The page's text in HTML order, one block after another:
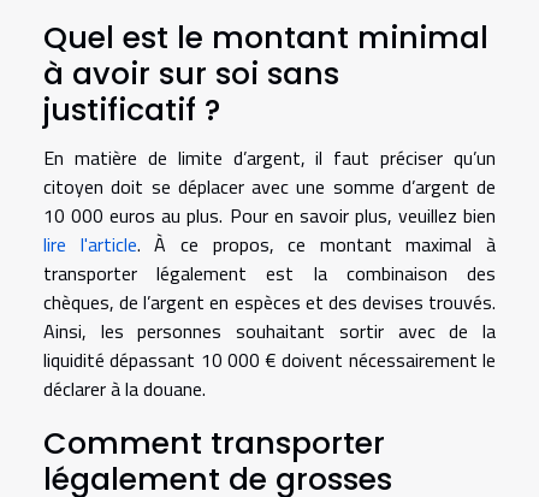
Quel est le montant minimal
à avoir sur soi sans
justificatif ?
En matière de limite d’argent, il faut préciser qu’un
citoyen doit se déplacer avec une somme d’argent de
10 000 euros au plus. Pour en savoir plus, veuillez bien
lire l'article. À ce propos, ce montant maximal à
transporter légalement est la combinaison des
chèques, de l’argent en espèces et des devises trouvés.
Ainsi, les personnes souhaitant sortir avec de la
liquidité dépassant 10 000 € doivent nécessairement le
déclarer à la douane.
Comment transporter
légalement de grosses